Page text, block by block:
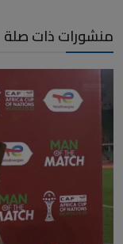
منشورات ذات صلة